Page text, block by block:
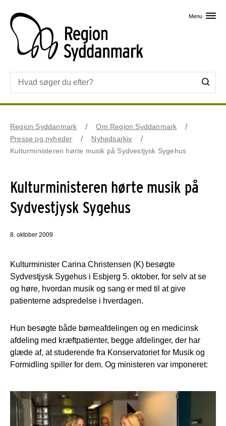
Menu
Region Syddanmark
Om Region Syddanmark
Presse og nyheder
Nyhedsarkiv
Kulturministeren hørte musik på Sydvestjysk Sygehus
Kulturministeren hørte musik på
Sydvestjysk Sygehus
8. oktober 2009
Kulturminister Carina Christensen (K) besøgte
Sydvestjysk Sygehus i Esbjerg 5. oktober, for selv at se
og høre, hvordan musik og sang er med til at give
patienterne adspredelse i hverdagen.
Hun besøgte både børneafdelingen og en medicinsk
afdeling med kræftpatienter, begge afdelinger, der har
glæde af, at studerende fra Konservatoriet for Musik og
Formidling spiller for dem. Og ministeren var imponeret: